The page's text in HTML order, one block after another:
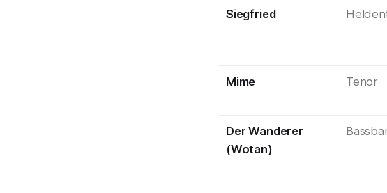
Siegfried
Mime Tenor
Der Wanderer
(Wotan)